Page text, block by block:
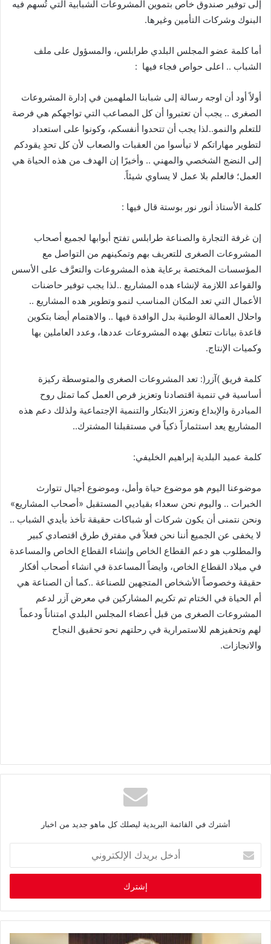
إلى توفير صندوق خاص بتموين المشروعات الشبابية التي تُسهم فيه
البنوك وشركات التأمين وغيرها.
أما كلمة عضو المجلس البلدي طرابلس، والمسؤول على ملف
الشباب .. اعلى حواص فجاء فيها :
أولاً أود أن اوجه رسالة إلى شبابنا الملهمين في إدارة المشروعات
الصغرى .. يجب أن تعتبروا أن كل المصاعب التي تواجهكم هي فرصة
للتعلم والنمو..لذا يجب أن تتحدوا أنفسكم، وكونوا على استعداد
لتطوير مهاراتكم لا تيأسوا من العقبات والصعاب لأن كل تحدٍ يقودكم
إلى النضج الشخصي والمهني .. وأخيرًا إن الهدف من هذه الحياة هي
العمل؛ فالعلم بلا عمل لا يساوي شيئاً.
كلمة الأستاذ أنور نور بوستة قال فيها :
إن غرفة التجارة والصناعة طرابلس تفتح أبوابها لجميع أصحاب
المشروعات الصغرى للتعريف بهم وتمكينهم من التواصل مع
المؤسسات المختصة برعاية هذه المشروعات والتعرَّف على الأسس
والقواعد اللازمة لإنشاء هده المشاريع ..لذا يجب توفير حاضنات
الأعمال التي تعد المكان المناسب لنمو وتطوير هده المشاريع ..
واحلال العمالة الوطنية بدل الوافدة فيها .. والاهتمام أيضا بتكوين
قاعدة بيانات تتعلق بهده المشروعات عددها، وعدد العاملين بها
وكميات الإنتاج.
كلمة فريق )آزر(: تعد المشروعات الصغرى والمتوسطة ركيزة
أساسية في تنمية اقتصادنا وتعزيز فرص العمل كما تمثل روح
المبادرة والإبداع وتعزز الابتكار والتنمية الإجتماعية ولذلك دعم هذه
المشاريع يعد استثماراً ذكياً في مستقبلنا المشترك..
كلمة عميد البلدية إبراهيم الخليفي:
موضوعنا اليوم هو موضوع حياة وأمل، وموضوع أجيال تتوارث
الخبرات .. واليوم نحن سعداء بقياديي المستقبل «أصحاب المشاريع»
ونحن نتمنى أن يكون شركات أو شباكات حقيقة تأخذ بأيدي الشباب ..
لا يخفى عن الجميع أننا نحن فعلاً في مفترق طرق اقتصادي كبير
والمطلوب هو دعم القطاع الخاص وإنشاء القطاع الخاص والمساعدة
في ميلاد القطاع الخاص، وايضاً المساعدة في انشاء أصحاب أفكار
حقيقة وخصوصاً الأشخاص المتجهين للصناعة ..كما أن الصناعة هي
أم الحياة في الختام تم تكريم المشاركين في معرض آزر لدعم
المشروعات الصغرى من قبل أعضاء المجلس البلدي امتناناً ودعماً
لهم وتحفيزهم للاستمرارية في رحلتهم نحو تحقيق النجاح
والانجازات.
أشترك في القائمة البريدية ليصلك كل ماهو جديد من اخبار
خ
ب
ر